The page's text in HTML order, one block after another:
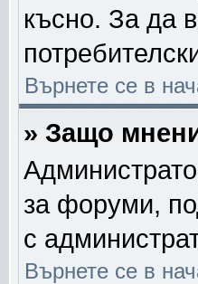
късно. За да
Върнете се в
» Защо
за форуми,
с
Върнете се в